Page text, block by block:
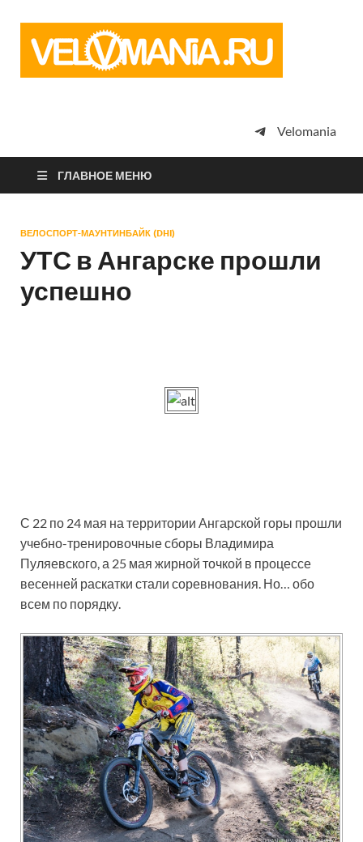
просто
Velomania
ГЛАВНОЕ МЕНЮ
ВЕЛОСПОРТ-МАУНТИНБАЙК (DHI)
УТС в Ангарске прошли
успешно
С 22 по 24 мая на территории Ангарской горы прошли
учебно-тренировочные сборы Владимира
Пуляевского, а 25 мая жирной точкой в процессе
весенней раскатки стали соревнования. Но… обо
всем по порядку.